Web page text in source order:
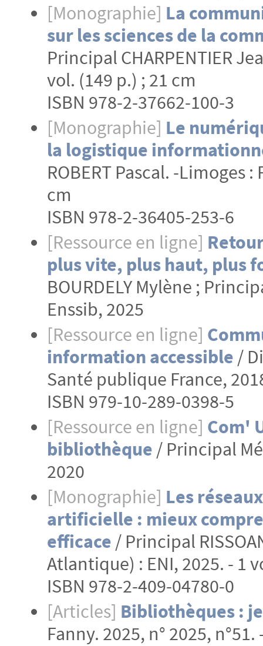
[Monographie] La
sur les sciences de la
Principal CHARPENTIER
vol. (149 p.) ; 21 cm
ISBN 978-2-37662-100-3
[Monographie] Le
la logistique
ROBERT Pascal. -Limoges
cm
ISBN 978-2-36405-253-6
[Ressource en ligne]
plus vite, plus haut, plus
BOURDELY Mylène ;
Enssib, 2025
[Ressource en ligne]
information accessible /
Santé publique France,
ISBN 979-10-289-0398-5
[Ressource en ligne] Com'
bibliothèque / Principal
2020
[Monographie] Les
artificielle : mieux
efficace / Principal
Atlantique) : ENI, 2025. - 1
ISBN 978-2-409-04780-0
[Articles] Bibliothèques :
Fanny. 2025, n° 2025,